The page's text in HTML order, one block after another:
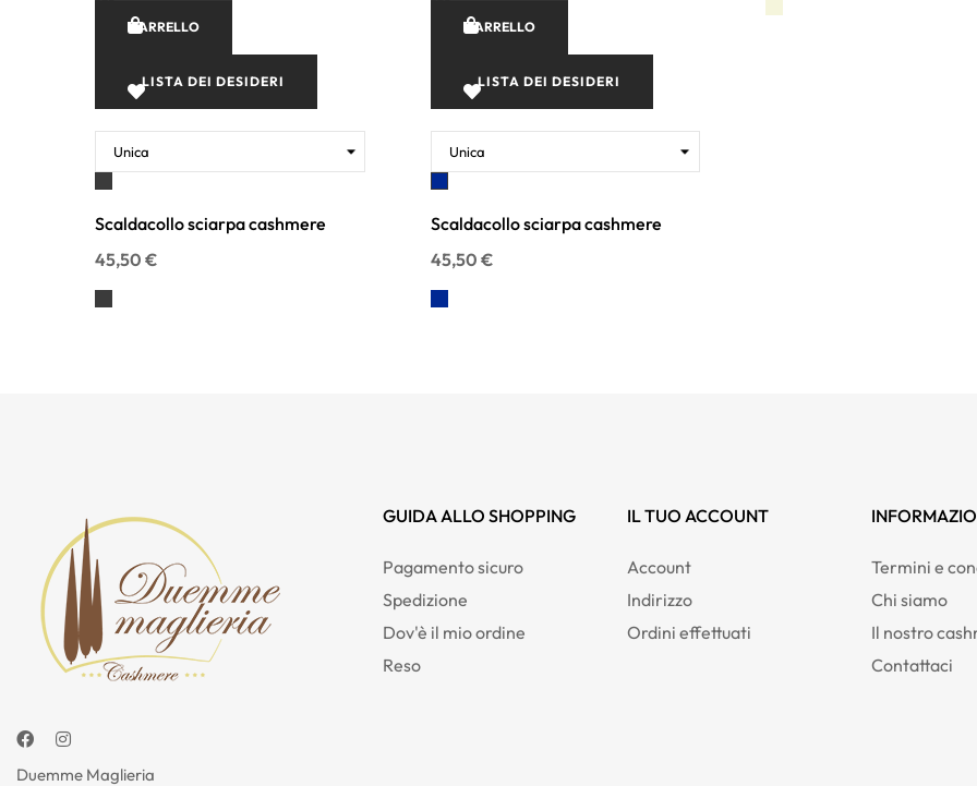
CARRELLO
LISTA DEI DESIDERI
Antracite
Scaldacollo sciarpa cashmere
45,50 €
CARRELLO
LISTA DEI DESIDERI
Blu
Scaldacollo sciarpa cashmere
45,50 €
Facebook
Duemme Maglieria
GUIDA ALLO SHOPPING
Pagamento sicuro
Spedizione
Dov'è il mio ordine
Reso
IL TUO ACCOUNT
Account
Indirizzo
Ordini effettuati
Termini e
Chi siamo
Il nostro
Contattaci